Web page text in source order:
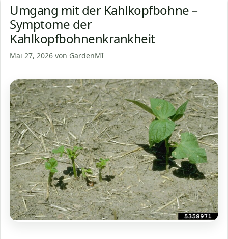
Umgang mit der Kahlkopfbohne –
Symptome der
Kahlkopfbohnenkrankheit
Mai 27, 2026 von GardenMI